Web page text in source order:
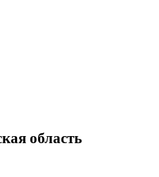
область